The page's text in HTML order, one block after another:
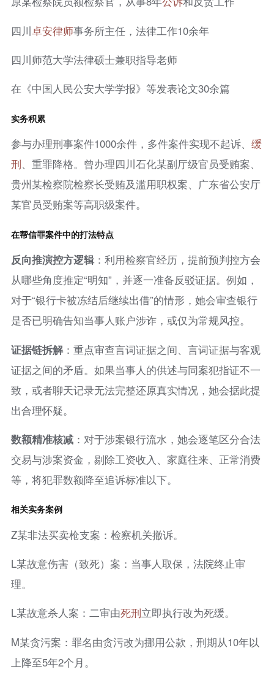
四川卓安律师事务所主任，法律工作10余年
四川师范大学法律硕士兼职指导老师
在《中国人民公安大学学报》等发表论文30余篇
实务积累
参与办理刑事案件1000余件，多件案件实现不起诉、 缓
刑、重罪降格。曾办理四川石化某副厅级官员受贿案、
贵州某检察院检察长受贿及滥用职权案、广东省公安厅
某官员受贿案等高职级案件。
在帮信罪案件中的打法特点
反向推演控方逻辑：利用检察官经历，提前预判控方会
从哪些角度推定“明知”，并逐一准备反驳证据。例如，
对于“银行卡被冻结后继续出借”的情形，她会审查银行
是否已明确告知当事人账户涉诈，或仅为常规风控。
证据链拆解：重点审查言词证据之间、言词证据与客观
证据之间的矛盾。如果当事人的供述与同案犯指证不一
致，或者聊天记录无法完整还原真实情况，她会据此提
出合理怀疑。
数额精准核减：对于涉案银行流水，她会逐笔区分合法
交易与涉案资金，剔除工资收入、家庭往来、正常消费
等，将犯罪数额降至追诉标准以下。
相关实务案例
Z某非法买卖枪支案：检察机关撤诉。
L某故意伤害（致死）案：当事人取保，法院终止审
理。
L某故意杀人案：二审由死刑立即执行改为死缓。
M某贪污案：罪名由贪污改为挪用公款，刑期从10年以
上降至5年2个月。